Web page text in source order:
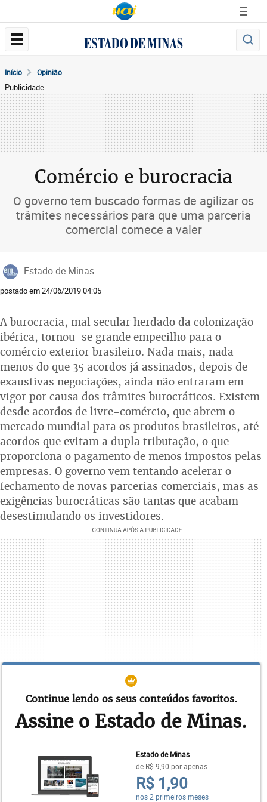
Início Opinião
Publicidade
Comércio e burocracia
O governo tem buscado formas de agilizar os
trâmites necessários para que uma parceria
comercial comece a valer
Estado de Minas
postado em 24/06/2019 04:05
A burocracia, mal secular herdado da colonização
ibérica, tornou-se grande empecilho para o
comércio exterior brasileiro. Nada mais, nada
menos do que 35 acordos já assinados, depois de
exaustivas negociações, ainda não entraram em
vigor por causa dos trâmites burocráticos. Existem
desde acordos de livre-comércio, que abrem o
mercado mundial para os produtos brasileiros, até
acordos que evitam a dupla tributação, o que
proporciona o pagamento de menos impostos pelas
empresas. O governo vem tentando acelerar o
fechamento de novas parcerias comerciais, mas as
exigências burocráticas são tantas que acabam
desestimulando os investidores.
O problema não está somente nas dificuldades
depois de firmados, têm um longo e penoso
caminho a ser percorrido nos corredores da
administração pública. O primeiro passo fica a
Continue lendo os seus conteúdos favoritos.
Assine o Estado de Minas.
Estado de Minas
deR$ 9,90por apenas
R$ 1,90
nos 2 primeiros meses